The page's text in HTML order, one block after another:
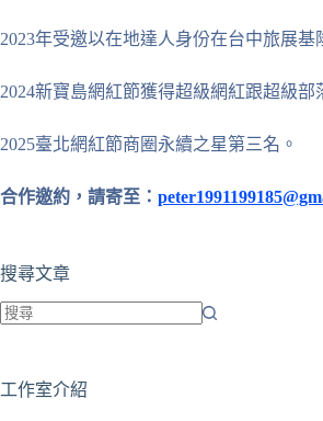
2023年受邀以在地達人身份在台中旅展基
2024新寶島網紅節獲得超級網紅跟超級部
2025臺北網紅節商圈永續之星第三名。
合作邀約，請寄至：
搜尋文章
到
工作室介紹